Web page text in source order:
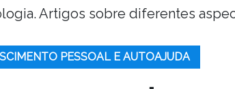
Artigos sobre diferentes
PESSOAL E AUTOAJUDA